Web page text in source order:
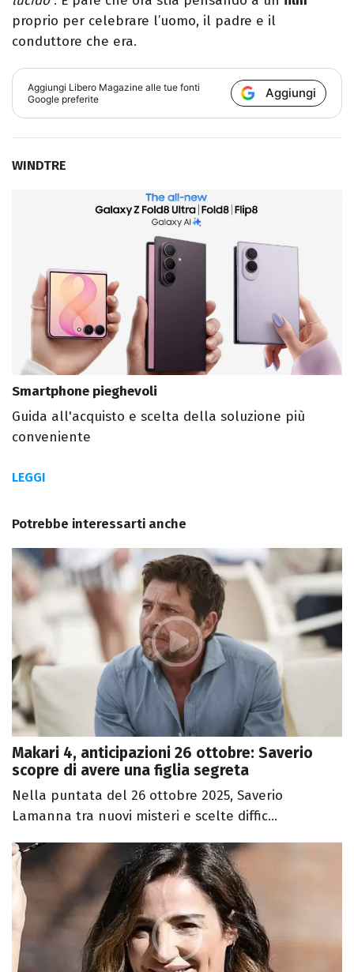
proprio per celebrare l’uomo, il padre e il
conduttore che era.
Aggiungi Libero Magazine alle tue fonti
Google preferite
Aggiungi
WINDTRE
Smartphone pieghevoli
Guida all'acquisto e scelta della soluzione più
conveniente
LEGGI
Potrebbe interessarti anche
Makari 4, anticipazioni 26 ottobre: Saverio
scopre di avere una figlia segreta
Nella puntata del 26 ottobre 2025, Saverio
Lamanna tra nuovi misteri e scelte diffic...